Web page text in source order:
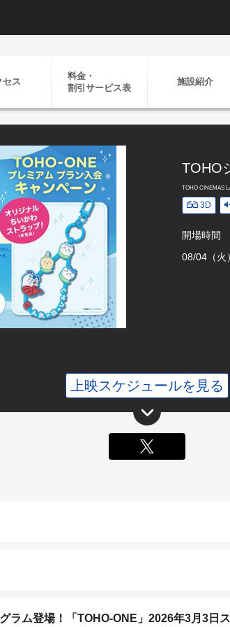
セス
料金・
割引 サービス表
施設紹介
TOHO
TOHO CINEMAS
3D
開場時間
08/04（
上映スケジュールを見る
ラム登場！「TOHO-ONE」2026年3月3日ス